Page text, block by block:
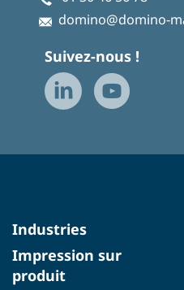
domino@domino-
Suivez-nous !
Industries
Impression sur
produit